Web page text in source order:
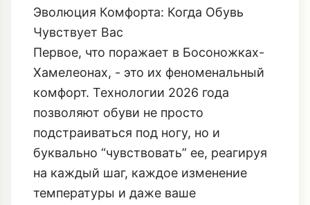
Эволюция Комфорта: Когда Обувь
Чувствует Вас
Первое, что поражает в Босоножках-
Хамелеонах, - это их феноменальный
комфорт. Технологии 2026 года
позволяют обуви не просто
подстраиваться под ногу, но и
буквально “чувствовать” ее, реагируя
на каждый шаг, каждое изменение
температуры и даже ваше